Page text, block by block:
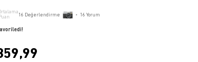
Puan
16 Değerlendirme • 16 Yorum